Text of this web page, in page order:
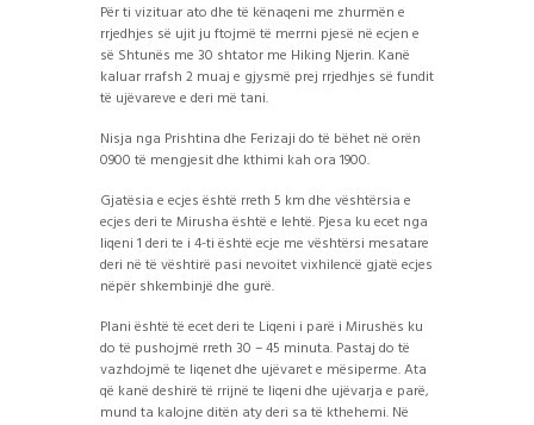
Për ti vizituar ato dhe të kënaqeni me zhurmën e
rrjedhjes së ujit ju ftojmë të merrni pjesë në ecjen e
së Shtunës me 30 shtator me Hiking Njerin. Kanë
kaluar rrafsh 2 muaj e gjysmë prej rrjedhjes së fundit
të ujëvareve e deri më tani.
Nisja nga Prishtina dhe Ferizaji do të bëhet në orën
0900 të mengjesit dhe kthimi kah ora 1900.
Gjatësia e ecjes është rreth 5 km dhe vështërsia e
ecjes deri te Mirusha është e lehtë. Pjesa ku ecet nga
liqeni 1 deri te i 4-ti është ecje me vështërsi mesatare
deri në të vështirë pasi nevoitet vixhilencë gjatë ecjes
nëpër shkembinjë dhe gurë.
Plani është të ecet deri te Liqeni i parë i Mirushës ku
do të pushojmë rreth 30 – 45 minuta. Pastaj do të
vazhdojmë te liqenet dhe ujëvaret e mësiperme. Ata
që kanë deshirë të rrijnë te liqeni dhe ujëvarja e parë,
mund ta kalojne ditën aty deri sa të kthehemi. Në